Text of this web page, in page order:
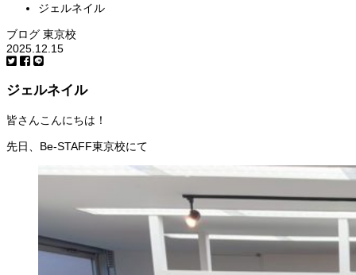
ジェルネイル
ブログ 東京校
2025.12.15
ジェルネイル
皆さんこんにちは！
先日、Be-STAFF東京校にて